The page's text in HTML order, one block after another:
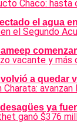
el agua
a quedar
ya